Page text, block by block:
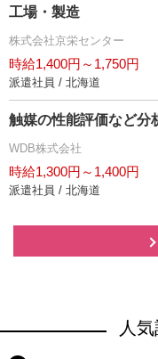
工場・製造
株式会社京栄センター
時給1,400円～1,750円
派遣社員 / 北海道
触媒の性能評価など分
WDB株式会社
時給1,300円～1,400円
派遣社員 / 北海道
人